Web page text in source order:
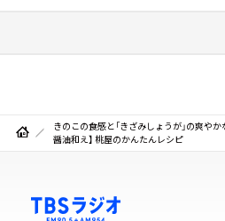
きのこの食感と「きざみしょうが」の爽や
醤油和え】 桃屋のかんたんレシピ